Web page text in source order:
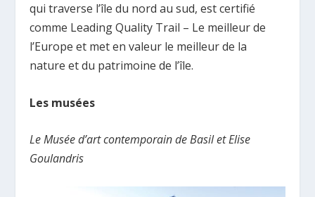
qui traverse l’île du nord au sud, est certifié
comme Leading Quality Trail – Le meilleur de
l’Europe et met en valeur le meilleur de la
nature et du patrimoine de l’île.
Les musées
Le Musée d’art contemporain de Basil et Elise
Goulandris